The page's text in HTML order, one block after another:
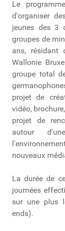
Le
d'organiser
jeunes des 3
groupes de
ans, résidant
Wallonie
groupe total
projet de
vidéo,
projet de
autour
nouveaux
La durée de
journées
sur une plus
ends).